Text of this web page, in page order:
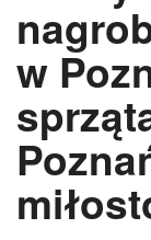
w